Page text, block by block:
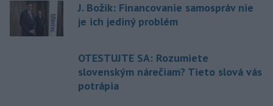
J. Božik: Financovanie samospráv nie
je ich jediný problém
OTESTUJTE SA: Rozumiete
slovenským nárečiam? Tieto slová vás
potrápia